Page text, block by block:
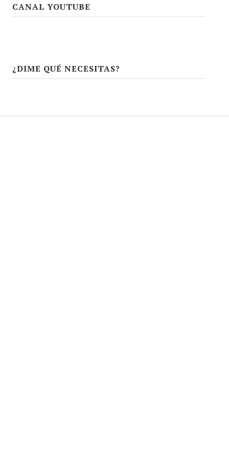
CANAL YOUTUBE
¿DIME QUÉ NECESITAS?